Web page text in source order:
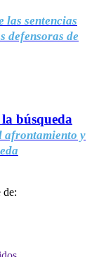
las sentencias
defensoras de
búsqueda
afrontamiento y
de: